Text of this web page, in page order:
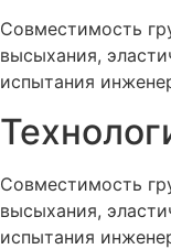
Совместимость
высыхания,
испытания
Совместимость
высыхания,
испытания